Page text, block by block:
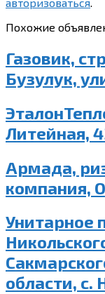
Похожие
Газовик,
Бузулук,
Литейная,
Армада,
компания,
Унитарное
области, с.